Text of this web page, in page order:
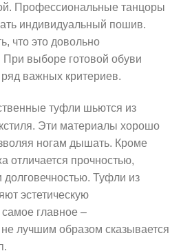
Профессиональные танцоры
индивидуальный пошив.
что это довольно
При выборе готовой обуви
важных критериев.
туфли шьются из
Эти материалы хорошо
ногам дышать. Кроме
отличается прочностью,
долговечностью. Туфли из
эстетическую
самое главное –
лучшим образом сказывается